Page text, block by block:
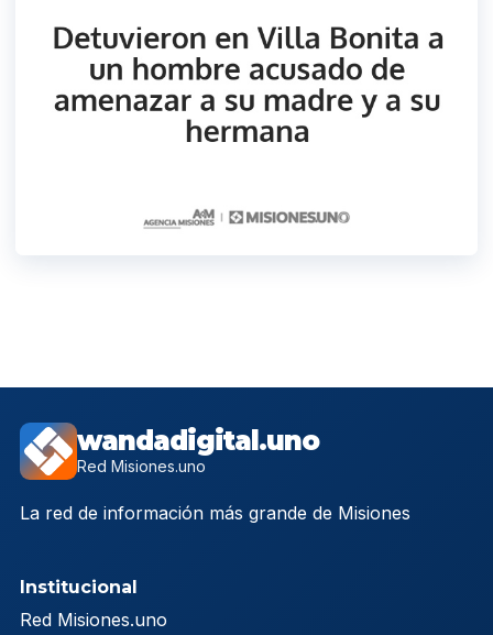
wandadigital.uno
Red Misiones.uno
La red de información más grande de Misiones
Institucional
Red Misiones.uno